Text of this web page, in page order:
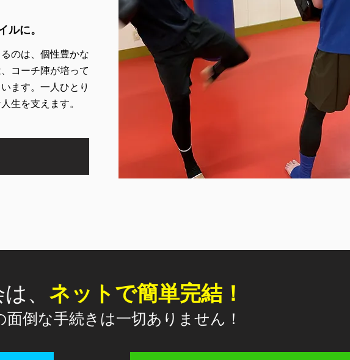
ルに。
のは、個性豊かな
コーチ陣が培って
ます。一人ひとり
生を支えます。
、 ネットで簡単完結！
面倒な手続きは一切ありません！